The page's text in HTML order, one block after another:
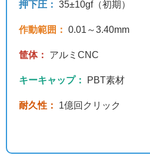
押下圧： 35±10gf（初期）
作動範囲： 0.01～3.40mm
筐体： アルミCNC
キーキャップ： PBT素材
耐久性： 1億回クリック